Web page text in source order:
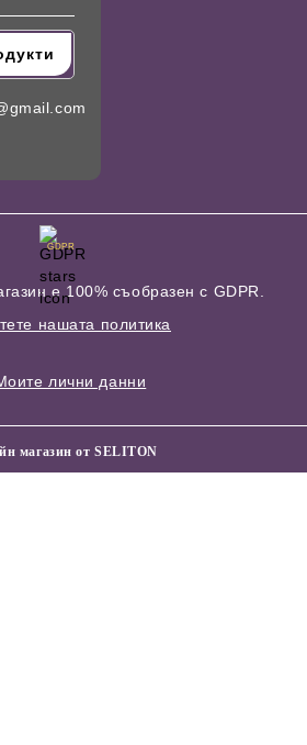
GDPR
е 100% съобразен с GDPR.
нашата политика
лични данни
магазин от SELITON